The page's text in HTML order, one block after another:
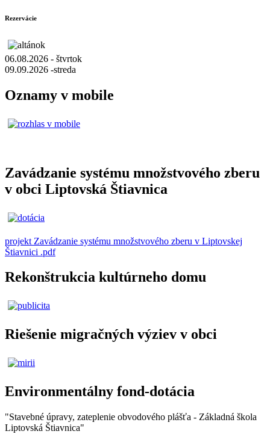
Rezervácie
06.08.2026 - štvrtok
09.09.2026 -streda
Oznamy v mobile
Zavádzanie systému množstvového zberu
v obci Liptovská Štiavnica
projekt Zavádzanie systému množstvového zberu v Liptovskej
Štiavnici .pdf
Rekonštrukcia kultúrneho domu
Riešenie migračných výziev v obci
Environmentálny fond-dotácia
"Stavebné úpravy, zateplenie obvodového plášťa - Základná škola
Liptovská Štiavnica"